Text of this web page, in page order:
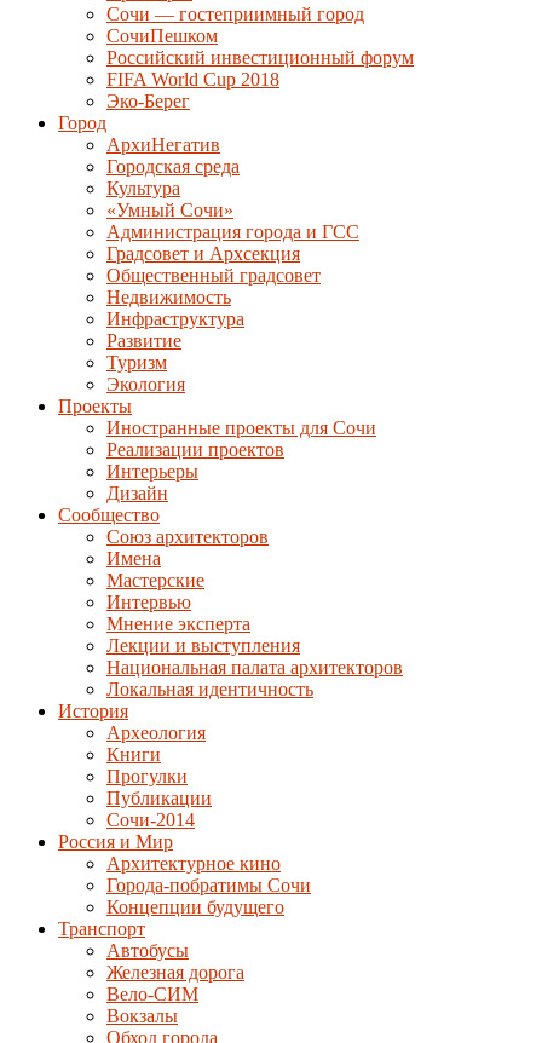
Сочи — гостеприимный город
СочиПешком
Российский инвестиционный форум
FIFA World Cup 2018
Эко-Берег
Город
АрхиНегатив
Городская среда
Культура
«Умный Сочи»
Администрация города и ГСС
Градсовет и Архсекция
Общественный градсовет
Недвижимость
Инфраструктура
Развитие
Туризм
Экология
Проекты
Иностранные проекты для Сочи
Реализации проектов
Интерьеры
Дизайн
Сообщество
Союз архитекторов
Имена
Мастерские
Интервью
Мнение эксперта
Лекции и выступления
Национальная палата архитекторов
Локальная идентичность
История
Археология
Книги
Прогулки
Публикации
Сочи-2014
Россия и Мир
Архитектурное кино
Города-побратимы Сочи
Концепции будущего
Транспорт
Автобусы
Железная дорога
Вело-СИМ
Вокзалы
Обход города